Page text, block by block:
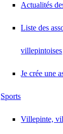
Actualités
Liste des
villepintoises
Je crée une
Sports
Villepinte,